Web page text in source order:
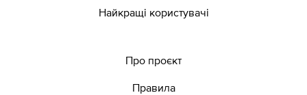
Найкращі користувачі
Про проєкт
Правила